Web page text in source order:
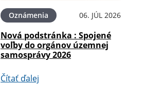
Oznámenia 06. JÚL 2026
Nová podstránka : Spojené
voľby do orgánov územnej
samosprávy 2026
Čítať ďalej